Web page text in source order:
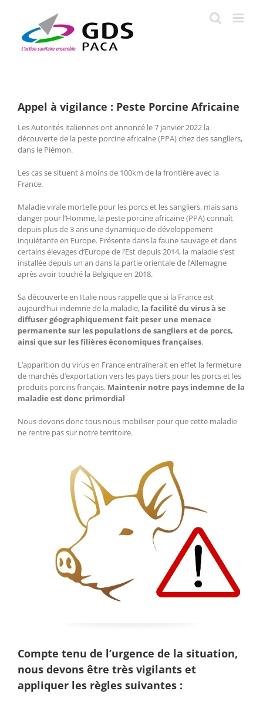
Appel à vigilance : Peste Porcine Africaine
Les Autorités italiennes ont annoncé le 7 janvier 2022 la
découverte de la peste porcine africaine (PPA) chez des sangliers,
dans le Piémon.
Les cas se situent à moins de 100km de la frontière avec la
France.
Maladie virale mortelle pour les porcs et les sangliers, mais sans
danger pour l’Homme, la peste porcine africaine (PPA) connaît
depuis plus de 3 ans une dynamique de développement
inquiétante en Europe. Présente dans la faune sauvage et dans
certains élevages d’Europe de l’Est depuis 2014, la maladie s’est
installée depuis un an dans la partie orientale de l’Allemagne
après avoir touché la Belgique en 2018.
Sa découverte en Italie nous rappelle que si la France est
aujourd’hui indemne de la maladie, la facilité du virus à se
diffuser géographiquement fait peser une menace
permanente sur les populations de sangliers et de porcs,
ainsi que sur les filières économiques françaises.
L’apparition du virus en France entraînerait en effet la fermeture
de marchés d’exportation vers les pays tiers pour les porcs et les
produits porcins français. Maintenir notre pays indemne de la
maladie est donc primordial
Nous devons donc tous nous mobiliser pour que cette maladie
ne rentre pas sur notre territoire.
Compte tenu de l’urgence de la situation,
nous devons être très vigilants et
appliquer les règles suivantes :